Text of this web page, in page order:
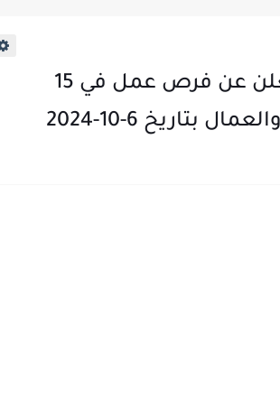
للمؤهلات العليا والمتوسطة والدبلومات والعمال
اكثر من 4700 وظيفة .. وزارة العمل تعلن عن فرص عمل في 15
6-10-2024